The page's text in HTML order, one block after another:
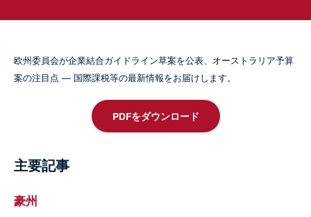
欧州委員会が企業結合ガイドライン草案を公表、オーストラリア予算
案の注目点 — 国際課税等の最新情報をお届けします。
PDFをダウンロード
主要記事
豪州